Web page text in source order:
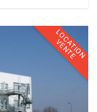
LOCATION
VENTE